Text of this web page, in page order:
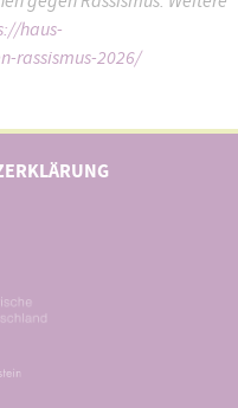
haus-
rassismus-2026/